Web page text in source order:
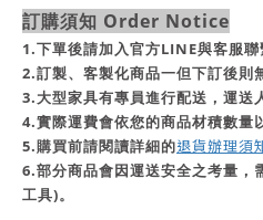
訂購須知 Order Notice
1.下單後請加入官方LINE與客服聯
2.訂製、客製化商品一但下訂後則
3.大型家具有專員進行配送，運送
4.實際運費會依您的商品材積數量
5.購買前請閱讀詳細的退貨辦理須
6.部分商品會因運送安全之考量，
工具)。